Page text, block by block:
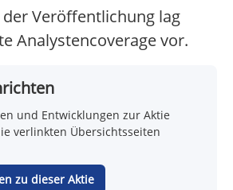
Veröffentlichung lag
Analystencoverage vor.
und Entwicklungen zur Aktie
verlinkten Übersichtsseiten
zu dieser Aktie